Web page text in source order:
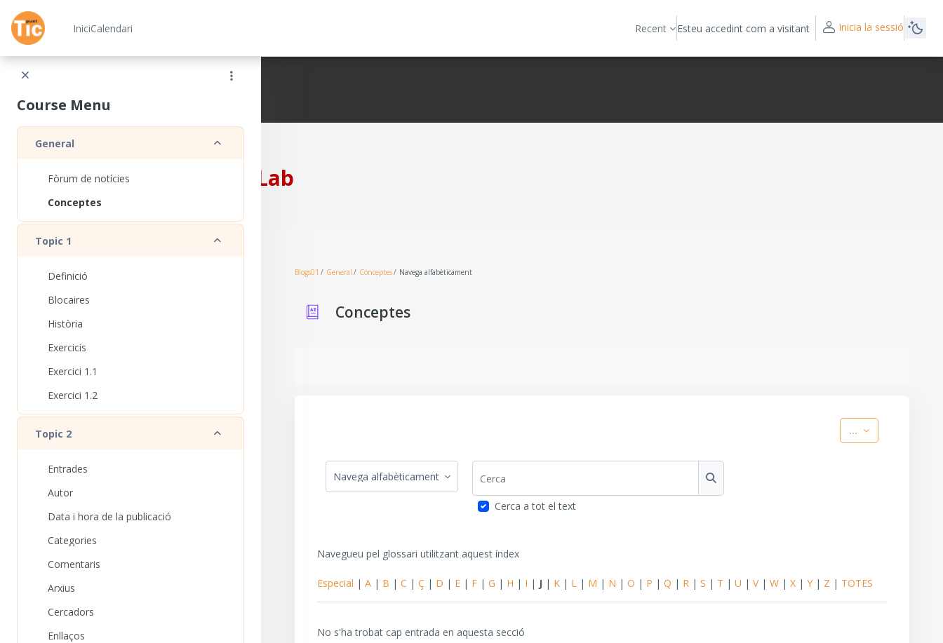
Xarxa Punt TIC
CampusLab
IniciCalendari Recent Esteu accedint com a visitant Inicia la sessió
Course Menu
General Redueix
Fòrum de notícies
Conceptes
Topic 1 Redueix
Definició
Blocaires
Història
Exercicis
Exercici 1.1
Exercici 1.2
Topic 2 Redueix
Entrades
Autor
Data i hora de la publicació
Categories
Comentaris
Arxius
Cercadors
Enllaços
Blogs01 General Conceptes Navega alfabèticament
Conceptes
... Exporta les
Navegueu pel glossari utilitzant aquest índex
Cerca
Cerca a tot el text
Navegueu pel glossari utilitzant aquest índex
Especial | A | B | C | Ç | D | E | F | G | H | I | J | K | L | M | N | O | P | Q | R | S | T | U | V| W | X | Y | Z | TOTES
No s'ha trobat cap entrada en aquesta secció